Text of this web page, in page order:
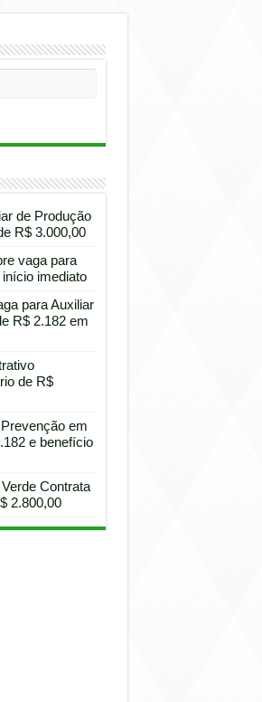
de Produção
R$ 3.000,00
vaga para
imediato
para Auxiliar
R$ 2.182 em
de R$
em
e benefício
Contrata
2.800,00